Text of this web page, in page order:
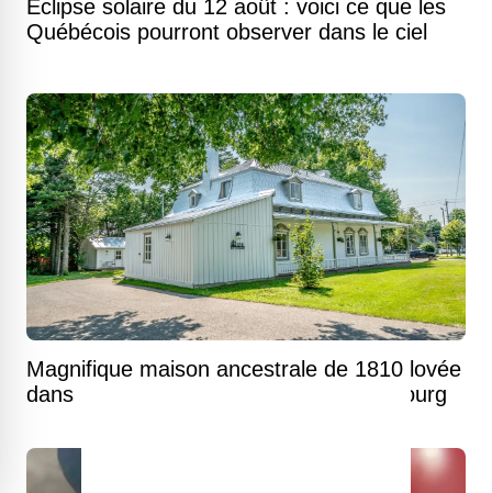
Éclipse solaire du 12 août : voici ce que les
Québécois pourront observer dans le ciel
Magnifique maison ancestrale de 1810 lovée
dans un vaste terrain boisé à Charlesbourg